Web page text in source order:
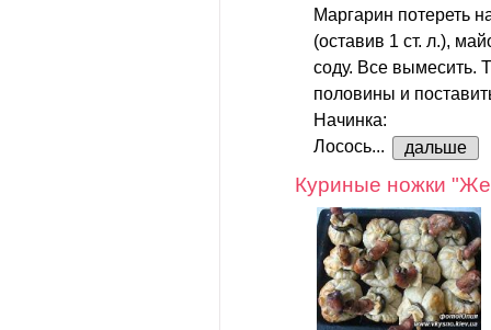
Маргарин потереть
(оставив 1 ст. л.),
соду. Все вымесить.
половины и
Начинка:
Лосось...
дальше
Куриные ножки